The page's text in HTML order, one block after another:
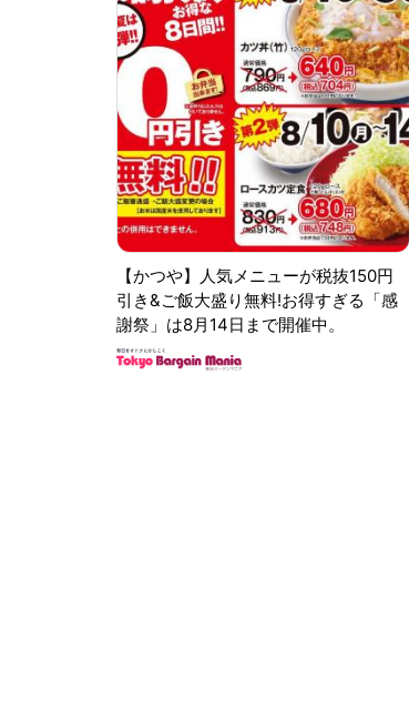
【かつや】人気メニューが税抜150円
引き&ご飯大盛り無料!お得すぎる「感
謝祭」は8月14日まで開催中。